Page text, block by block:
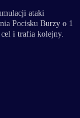
ataki
Pocisku Burzy o 1
i trafia kolejny.